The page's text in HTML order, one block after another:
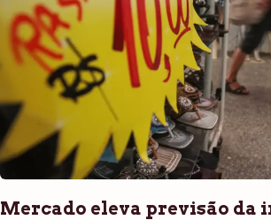
Mercado eleva previsão da